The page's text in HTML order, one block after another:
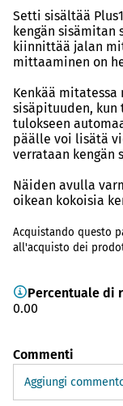
Setti sisältää
kengän sisämitan
kiinnittää jalan
mittaaminen on
Kenkää
sisäpituuden, kun
tulokseen
päälle voi lisätä
verrataan kengän
Näiden avulla
oikean kokoisia
Acquistando questo
all'acquisto dei
Percentuale di
0.00
Commenti
Aggiungi